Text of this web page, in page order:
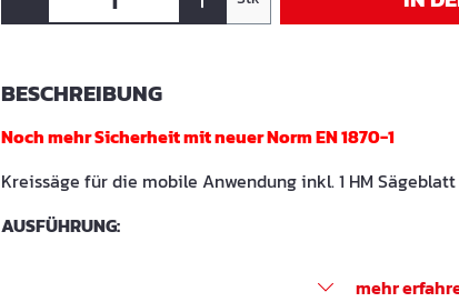
BESCHREIBUNG
Noch mehr Sicherheit mit neuer Norm EN 1870-1
Kreissäge für die mobile Anwendung inkl. 1 HM
AUSFÜHRUNG:
mehr